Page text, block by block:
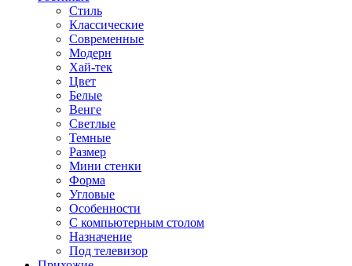
Стиль
Классические
Современные
Модерн
Хай-тек
Цвет
Белые
Венге
Светлые
Темные
Размер
Мини стенки
Форма
Угловые
Особенности
С компьютерным столом
Назначение
Под телевизор